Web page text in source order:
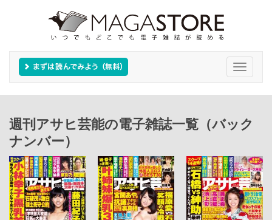
Toggle
週刊アサヒ芸能の電子雑誌一覧（バック
ナンバー）